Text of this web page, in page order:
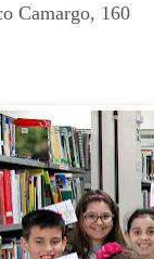
Camargo, 160